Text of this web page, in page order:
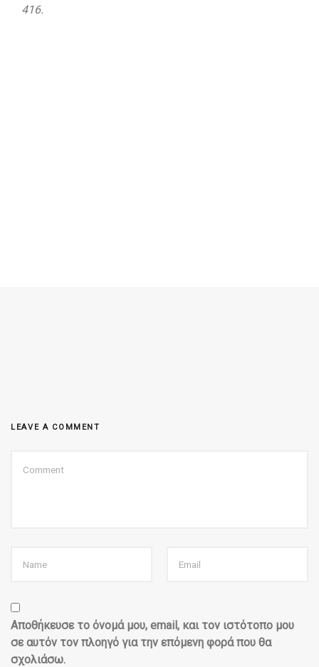
416.
LEAVE A COMMENT
Αποθήκευσε το όνομά μου, email, και τον ιστότοπο μου
σε αυτόν τον πλοηγό για την επόμενη φορά που θα
σχολιάσω.